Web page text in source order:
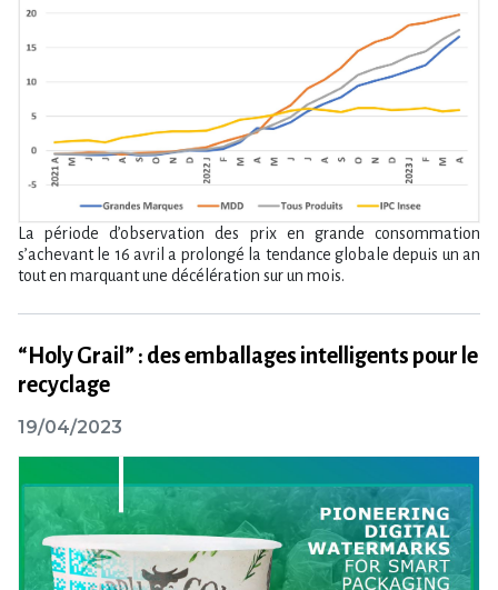
La période d’observation des prix en grande consommation
s’achevant le 16 avril a prolongé la tendance globale depuis un an
tout en marquant une décélération sur un mois.
“Holy Grail” : des emballages intelligents pour le
recyclage
19/04/2023